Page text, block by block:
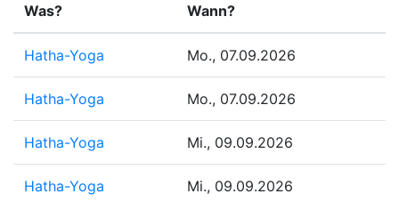
Was? Wann?
Hatha-Yoga Mo., 07.09.2026
Hatha-Yoga Mo., 07.09.2026
Hatha-Yoga Mi., 09.09.2026
Hatha-Yoga Mi., 09.09.2026